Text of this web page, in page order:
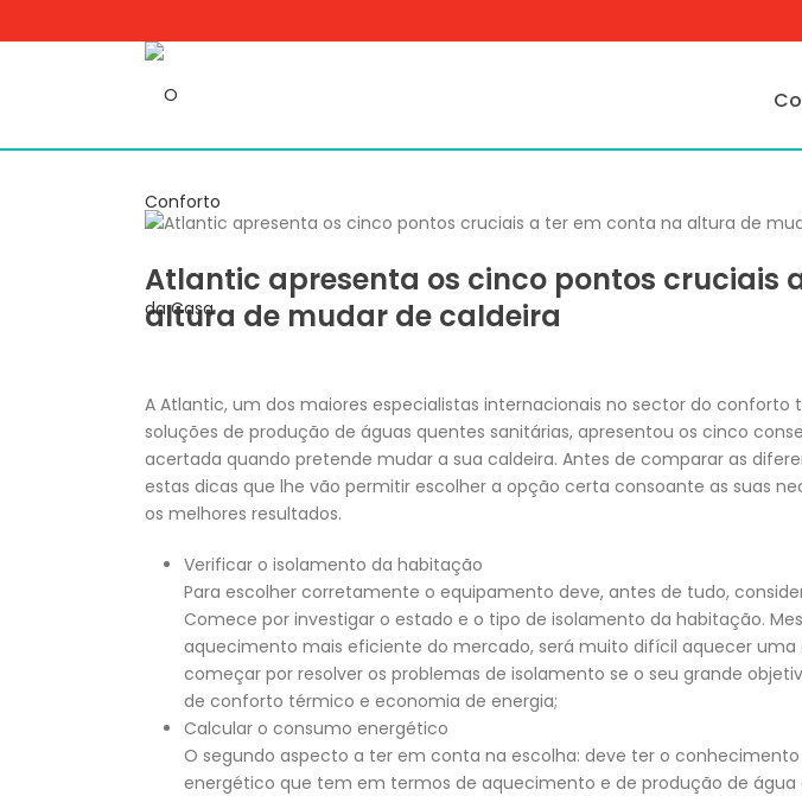
Atlantic apresenta os cinco pontos cruciais
altura de mudar de caldeira
A Atlantic, um dos maiores especialistas internacionais no sector do
soluções de produção de águas quentes sanitárias, apresentou os cinco
acertada quando pretende mudar a sua caldeira. Antes de comparar as
estas dicas que lhe vão permitir escolher a opção certa consoante as suas
os melhores resultados.
Verificar o isolamento da habitação
Para escolher corretamente o equipamento deve, antes de tudo,
Comece por investigar o estado e o tipo de isolamento da habitação.
aquecimento mais eficiente do mercado, será muito difícil aquecer uma
começar por resolver os problemas de isolamento se o seu grande
de conforto térmico e economia de energia;
Calcular o consumo energético
O segundo aspecto a ter em conta na escolha: deve ter o
energético que tem em termos de aquecimento e de produção de água